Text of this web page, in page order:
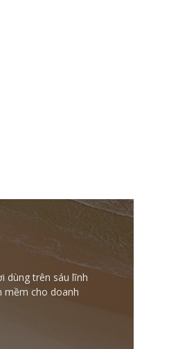
dùng trên sáu lĩnh
mềm cho doanh